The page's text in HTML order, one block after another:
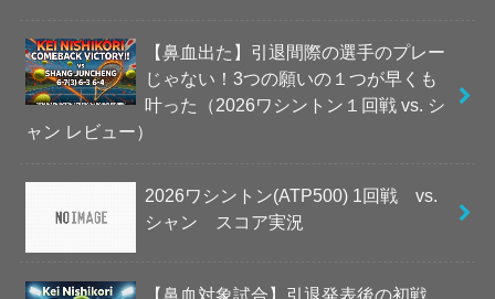
【鼻血出た】引退間際の選手のプレー
じゃない！3つの願いの１つが早くも
叶った（2026ワシントン１回戦 vs. シ
ャン レビュー）
2026ワシントン(ATP500) 1回戦 vs.
シャン スコア実況
【鼻血対象試合】引退発表後の初戦、